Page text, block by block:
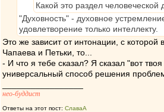
Какой это раздел человеческой
"Духовность" - духовное
удовлетворение только интеллекту.
Это же зависит от интонации, с которой
Чапаева и Петьки, то...
- И что я тебе сказал? Я сказал "вот
универсальный способ решения
нео-буддист
Ответы на этот пост: СлаваА